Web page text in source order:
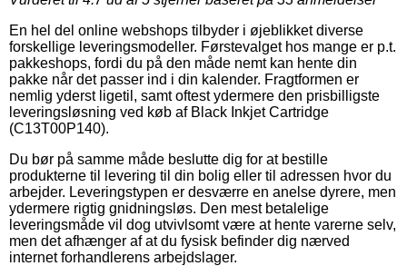
En hel del online webshops tilbyder i øjeblikket diverse
forskellige leveringsmodeller. Førstevalget hos mange er p.t.
pakkeshops, fordi du på den måde nemt kan hente din
pakke når det passer ind i din kalender. Fragtformen er
nemlig yderst ligetil, samt oftest ydermere den prisbilligste
leveringsløsning ved køb af Black Inkjet Cartridge
(C13T00P140).
Du bør på samme måde beslutte dig for at bestille
produkterne til levering til din bolig eller til adressen hvor du
arbejder. Leveringstypen er desværre en anelse dyrere, men
ydermere rigtig gnidningsløs. Den mest betalelige
leveringsmåde vil dog utvivlsomt være at hente varerne selv,
men det afhænger af at du fysisk befinder dig nærved
internet forhandlerens arbejdslager.